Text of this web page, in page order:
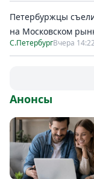
Петербуржцы
на Московском
С.ПетербургВчера 14:22
Анонсы